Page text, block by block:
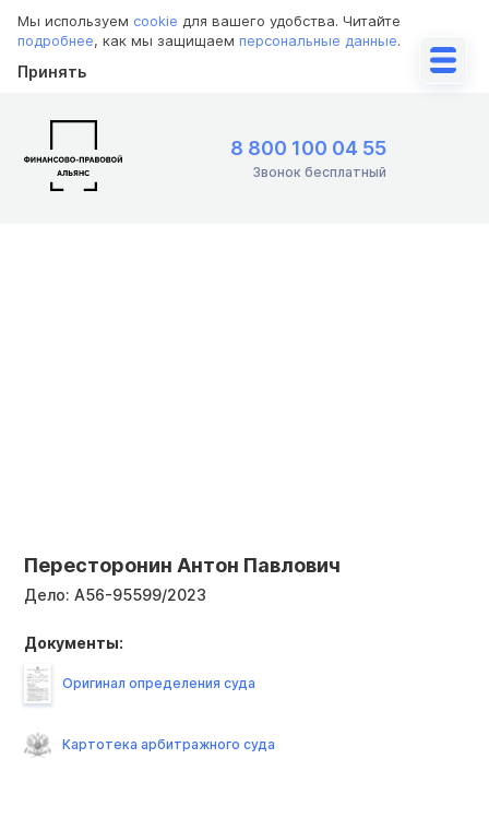
Мы используем cookie для вашего удобства. Читайте
подробнее, как мы защищаем персональные данные.
Принять
8 800 100 04 55
Звонок бесплатный
Пересторонин Антон Павлович
Дело: А56-95599/2023
Документы:
Оригинал определения суда
Картотека арбитражного суда